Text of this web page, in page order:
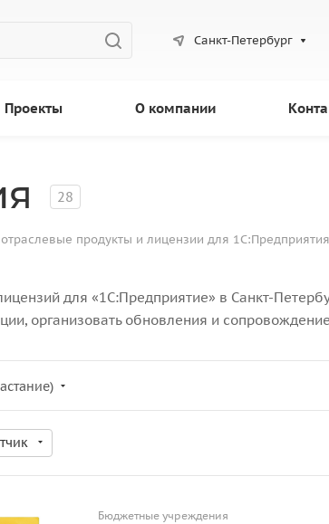
Санкт-Петербург
Проекты О компании
28
продукты и лицензии для 1С:Предприятия
для «1С:Предприятие» в Санкт-
организовать обновления и
Бюджетные учреждения